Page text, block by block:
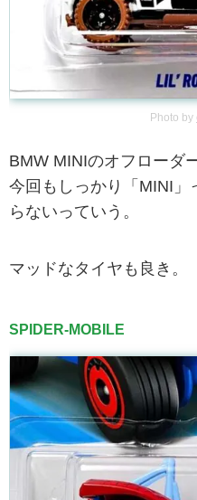
Photo by
BMW MINIのオフローダ
今回もしっかり「MINI」
らないっていう。
マッドなタイヤも良き。
SPIDER-MOBILE